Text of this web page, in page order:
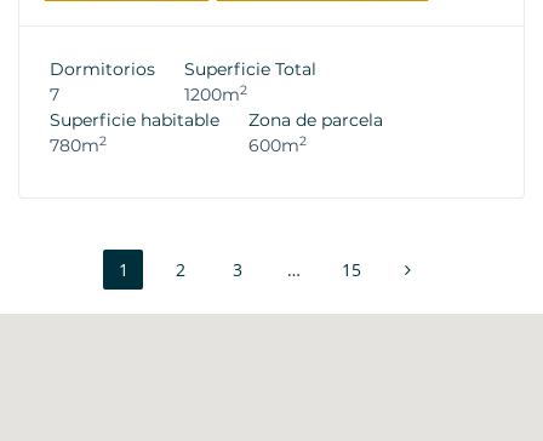
Dormitorios
7
Superficie Total
1200m2
Superficie habitable
780m2
Zona de parcela
600m2
1 2 3 … 15